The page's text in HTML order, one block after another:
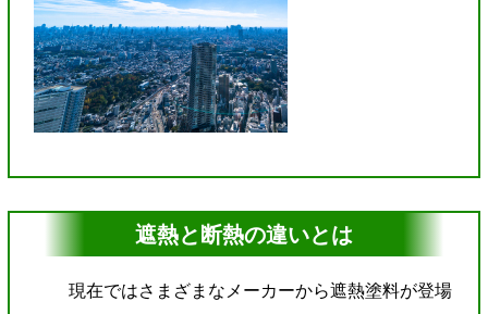
遮熱と断熱の違いとは
現在ではさまざまなメーカーから遮熱塗料が登場